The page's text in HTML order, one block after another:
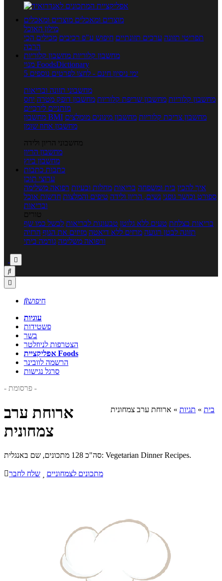
מוצרים ומאכלים מוצרים ומאכלים
מילון האוכל
תפריטי תזונה ערכים תזונתיים חיפוש ע"פ רכיבים מכילים הכי
הרבה
מחשבון קלוריות מחשבון קלוריות
מנוי FoodsDictionary
5 ימי ניסיון חינם - לחצו לפרטים נוספים
מחשבוני תזונה ובריאות
מחשבון קלוריות מחשבון שריפת קלוריות מחשבון דופק מטרה יחס
מותניים לירכיים
מחשבון BMI
מחשבון צריכת קלוריות מחשבון מינונים מומלצים
מחשבון אחוז שומן
מחשבוני הריון ולידה
מחשבון הריון
מחשבון ביוץ
כתבות כתבות
ערוצי תוכן
איך להכין בית ומשפחה בריאות מחלות ובעיות רפואה משלימה
ספורט וכושר גופני נשים, הריון ולידה טיפים והמלצות חדשות אוכל
ובריאות
טורים
בריאות בצלחת טעים ללא גלוטן טבעונות לבריאות לבשל כמו שף
תזונה לבטן רגועה מרזים ללא דיאטה מזיזים את הגוף הרזיה
ורפואה משלימה גורמה ביתי



חיפוש
עוגיות
פשטידות
בשר
הצטרפות לניוזלטר
אפליקציית Foods
הרשמה לוובינר
סרגל נגישות
- פרסומת -
בית » תגיות » ארוחת ערב צמחונית
ארוחת ערב
צמחונית
סה"כ 128 מתכונים, שם באנגלית: Vegetarian Dinner Recipes.
שלח לחבר מתכונים לצמחוניים